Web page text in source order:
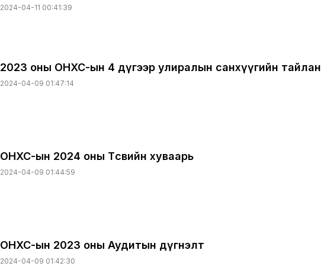
2024-04-11 00:41:39
2023 оны ОНХС-ын 4 дүгээр улиралын санхүүгийн тайлан
2024-04-09 01:47:14
ОНХС-ын 2024 оны Төсвийн хуваарь
2024-04-09 01:44:59
ОНХС-ын 2023 оны Аудитын дүгнэлт
2024-04-09 01:42:30